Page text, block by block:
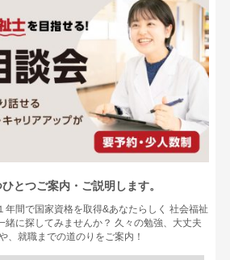
とつご案内・ご説明します。
年間で国家資格を取得&あなたらしく 社会福祉
緒に探してみませんか？ 久々の勉強、大丈夫
、就職までの道のりをご案内！